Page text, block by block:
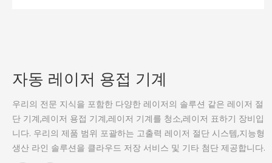
자동 레이저 용접 기계
우리의 전문 지식을 포함한 다양한 레이저의 솔루션 같은 레이저 절
단 기계,레이저 용접 기계,레이저 기계를 청소,레이저 표하기 장비입
니다. 우리의 제품 범위 포괄하는 고출력 레이저 절단 시스템,지능형
생산 라인 솔루션을 클라우드 저장 서비스 및 기타 첨단 제공합니다.